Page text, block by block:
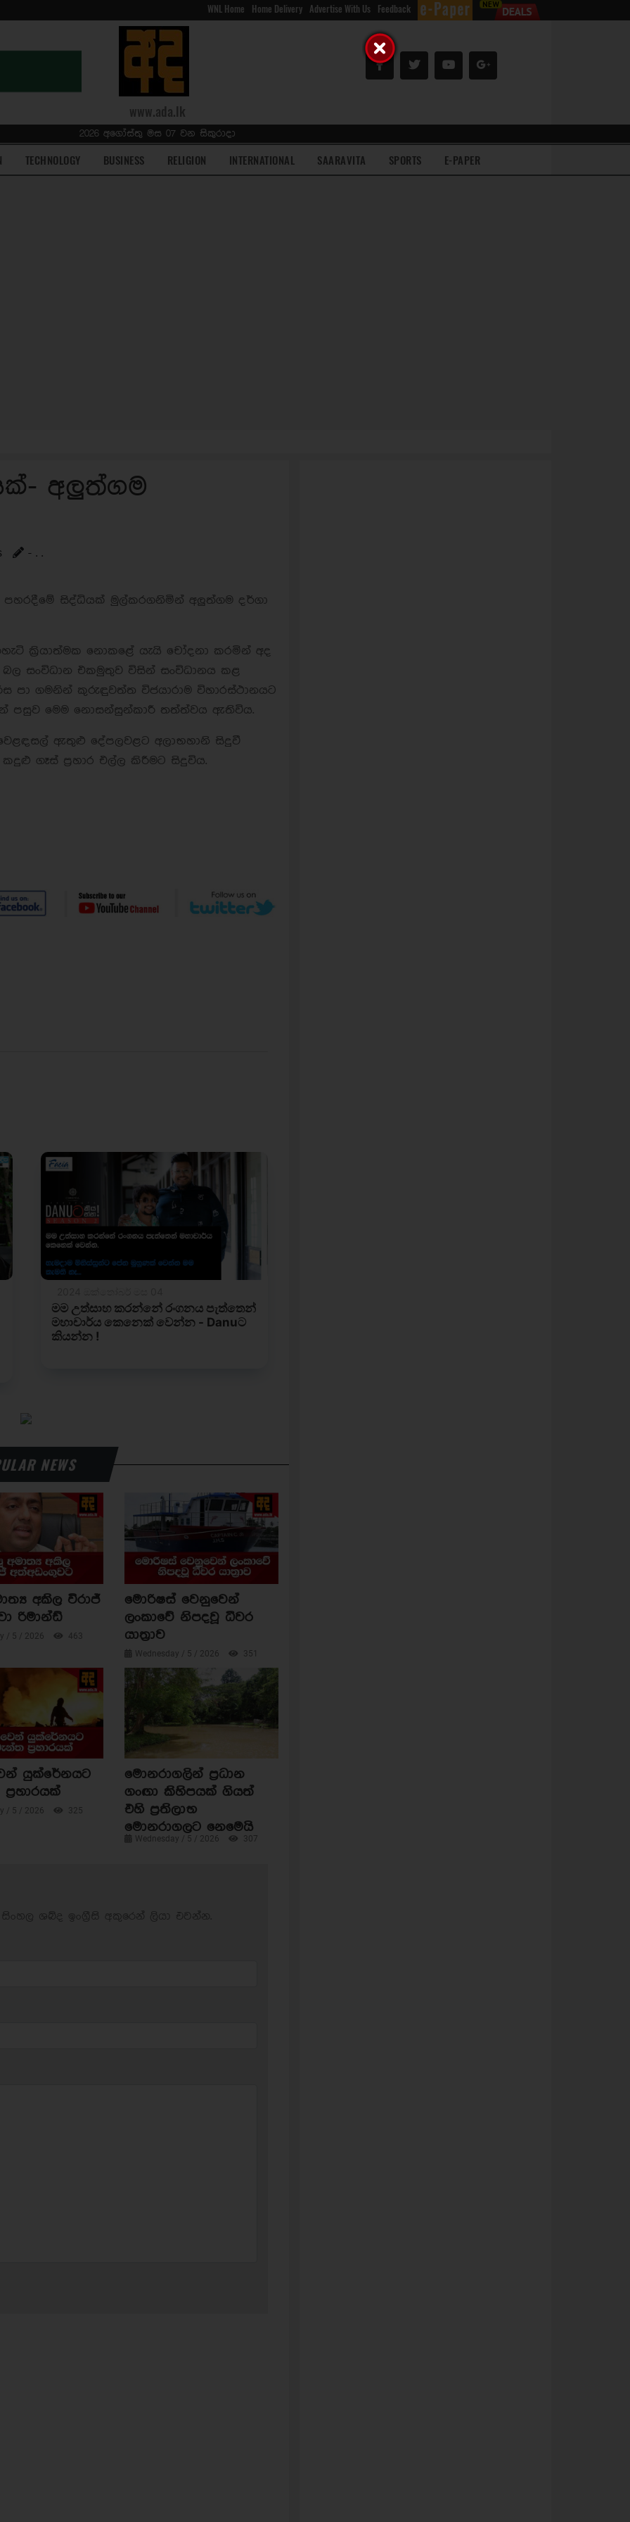
WNL Home Home Delivery Advertise With Us Feedback
www.ada.lk
2026 අගෝස්තු මස 07 වන සිකුරාදා
TECHNOLOGY BUSINESS RELIGION INTERNATIONAL SAARAVITA SPORTS E-PAPER
අලුත්ගම
- . .
පහරදීමේ සිද්ධියක් මුල්කරගනිමින් ‍අලුත්ගම දර්ගා
ක්‍රියාත්මක නොකළේ යැයි චෝදනා කරමින් අද
බල සංවිධාන එකමුතුව විසින් සංවිධානය කළ
පා ගමනින් කුරුඳුවත්ත විජයාරාම විහාරස්ථානයට
පසුව මෙම නොසන්සුන්කාරී තත්ත්වය ඇතිවිය.
ඇතුළු දේපලවළට අලාභහානි සිදුවී
ගෑස් ප්‍රහාර එල්ල කිරීමට සිදුවිය.
NEWS
අකිල විරාජ්
රිමාන්ඩ්
/ 5 / 2026 463
මොරිෂස් වෙනුවෙන්
ලංකාවේ නිපදවූ ධීවර
යාත්‍රාව
Wednesday / 5 / 2026 351
යුක්රේනයට
/ 5 / 2026 325
මොනරාගලින් ප්‍රධාන
ගංඟා කිහිපයක් ගියත්
එහි ප්‍රතිලාභ
මොනරාගලට නෙමෙයි
Wednesday / 5 / 2026 307